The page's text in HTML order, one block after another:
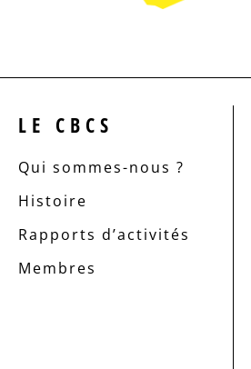
LE CBCS
Qui sommes-nous ?
Histoire
Rapports d’activités
Membres